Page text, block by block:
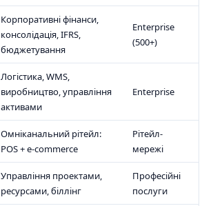
Корпоративні фінанси,
консолідація, IFRS,
бюджетування
Enterprise
(500+)
Логістика, WMS,
виробництво, управління
активами
Enterprise
Омніканальний рітейл:
POS + e-commerce
Рітейл-
мережі
Управління проектами,
ресурсами, біллінг
Професійні
послуги